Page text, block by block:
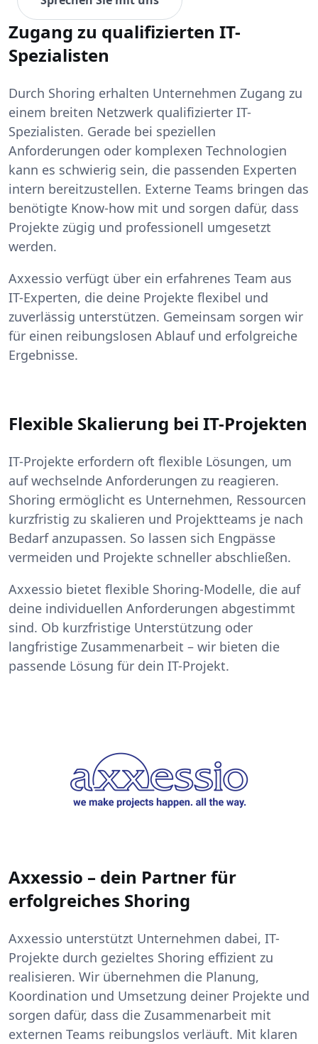
Zugang zu qualifizierten IT-
Spezialisten
Durch Shoring erhalten Unternehmen Zugang zu
einem breiten Netzwerk qualifizierter IT-
Spezialisten. Gerade bei speziellen
Anforderungen oder komplexen Technologien
kann es schwierig sein, die passenden Experten
intern bereitzustellen. Externe Teams bringen das
benötigte Know-how mit und sorgen dafür, dass
Projekte zügig und professionell umgesetzt
werden.
Axxessio verfügt über ein erfahrenes Team aus
IT-Experten, die deine Projekte flexibel und
zuverlässig unterstützen. Gemeinsam sorgen wir
für einen reibungslosen Ablauf und erfolgreiche
Ergebnisse.
Flexible Skalierung bei IT-Projekten
IT-Projekte erfordern oft flexible Lösungen, um
auf wechselnde Anforderungen zu reagieren.
Shoring ermöglicht es Unternehmen, Ressourcen
kurzfristig zu skalieren und Projektteams je nach
Bedarf anzupassen. So lassen sich Engpässe
vermeiden und Projekte schneller abschließen.
Axxessio bietet flexible Shoring-Modelle, die auf
deine individuellen Anforderungen abgestimmt
sind. Ob kurzfristige Unterstützung oder
langfristige Zusammenarbeit – wir bieten die
passende Lösung für dein IT-Projekt.
Axxessio – dein Partner für
erfolgreiches Shoring
Axxessio unterstützt Unternehmen dabei, IT-
Projekte durch gezieltes Shoring effizient zu
realisieren. Wir übernehmen die Planung,
Koordination und Umsetzung deiner Projekte und
sorgen dafür, dass die Zusammenarbeit mit
externen Teams reibungslos verläuft. Mit klaren